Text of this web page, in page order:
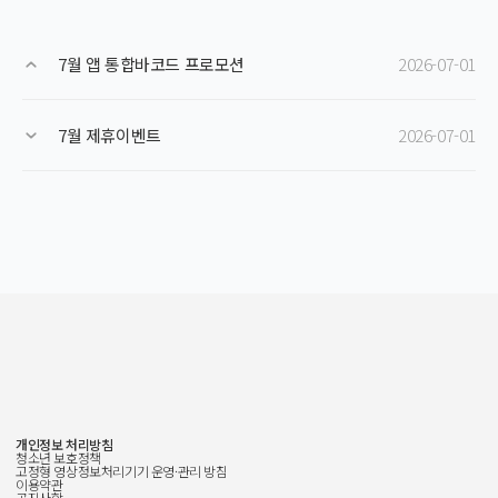
7월 앱 통합바코드 프로모션 2026-07-01
7월 제휴이벤트 2026-07-01
개인정보 처리방침
청소년 보호정책
고정형 영상정보처리기기 운영·관리 방침
이용약관